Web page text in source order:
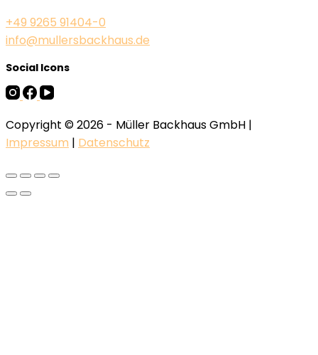
+49 9265 91404-0
info@mullersbackhaus.de
Social Icons
Copyright © 2026 - Müller Backhaus GmbH |
Impressum | Datenschutz